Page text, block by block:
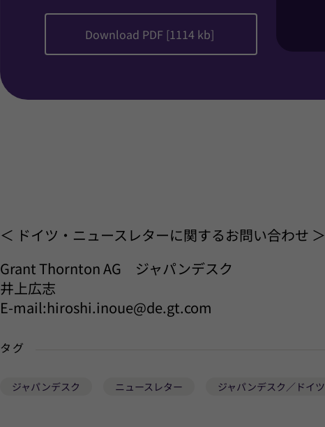
Download PDF [1114 kb]
＜ ドイツ・ニュースレターに関するお問い合わせ ＞
Grant Thornton AG ジャパンデスク
井上広志
E-mail:hiroshi.inoue@de.gt.com
タグ
ジャパンデスク ニュースレター ジャパンデスク／ドイツ